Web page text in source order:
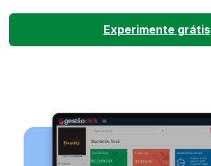
Experimente grátis